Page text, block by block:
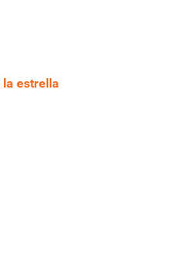
la estrella